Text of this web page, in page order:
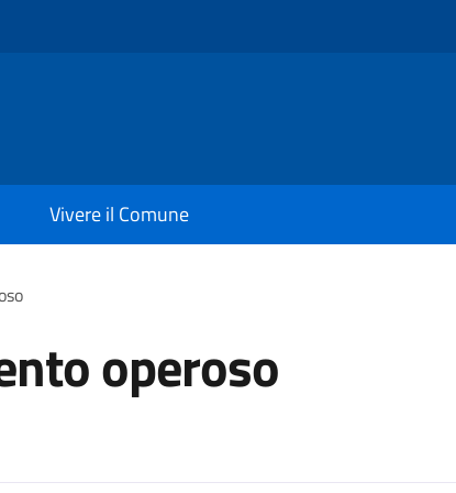
Vivere il Comune
operoso